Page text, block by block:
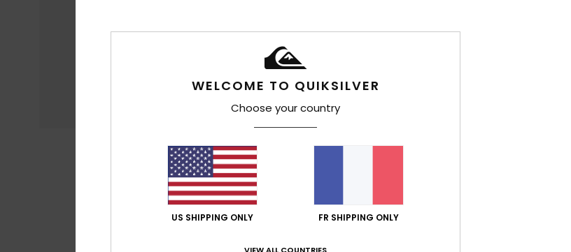
WELCOME TO QUIKSILVER
Choose your country
US SHIPPING ONLY FR SHIPPING ONLY